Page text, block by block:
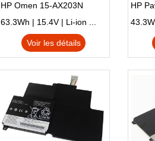
HP Omen 15-AX203N
Omen 15 Series Pavilion 15
Series
63.3Wh | 15.4V | Li-ion ...
Voir les détails
HP